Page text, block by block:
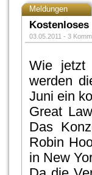
Meldungen
03.05.2011 - 3
Wie jetzt
werden
Juni ein
Great
Das
Robin
in New